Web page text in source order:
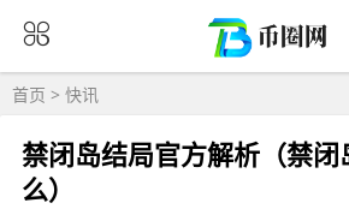
首页 > 快讯
禁闭岛结局官方解析（禁
么）